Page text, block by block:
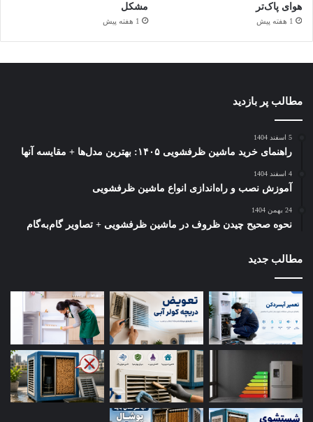
خشک و شکننده شدن لاستیک
تغییر شکل تسمه
اقدام کنید. منتظر پاره شدن کامل تسمه نمانید؛ چون پارگی تسمه
شود.
راهنمای گام‌به‌گام تعویض تسمه کولر
هوای پاک‌تر
1 هفته پیش
مشکل
1 هفته پیش
مطالب پر بازدید
5 اسفند 1404
راهنمای خرید ماشین ظرفشویی ۱۴۰۵: بهترین مدل‌ها + مقایسه آنها
4 اسفند 1404
آموزش نصب و راه‌اندازی انواع ماشین ظرفشویی
24 بهمن 1404
نحوه صحیح چیدن ظروف در ماشین ظرفشویی + تصاویر گام‌به‌گام
مطالب جدید